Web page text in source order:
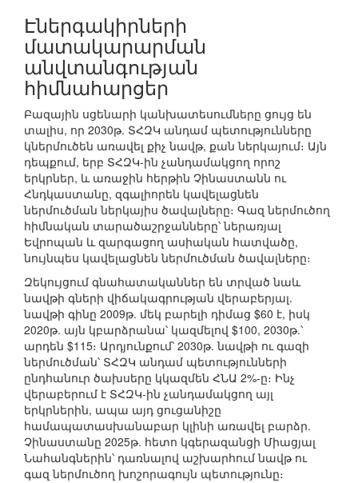
Էներգակիրների
մատակարարման
անվտանգության
հիմնահարցեր
Բազային սցենարի կանխատեսումները ցույց են
տալիս, որ 2030թ. ՏՀԶԿ անդամ պետությունները
կներմուծեն առավել քիչ նավթ, քան ներկայում։ Այն
դեպքում, երբ ՏՀԶԿ-ին չանդամակցող որոշ
երկրներ, և առաջին հերթին Չինաստանն ու
Հնդկաստանը, զգալիորեն կավելացնեն
ներմուծման ներկայիս ծավալները։ Գազ ներմուծող
հիմնական տարածաշրջանները՝ ներառյալ
Եվրոպան և զարգացող ասիական հատվածը,
նույնպես կավելացնեն ներմուծման ծավալները։
Զեկույցում գնահատականներ են տրված նաև
նավթի գների վիճակագրության վերաբերյալ.
նավթի գինը 2009թ. մեկ բարելի դիմաց $60 է, իսկ
2020թ. այն կբարձրանա՝ կազմելով $100, 2030թ.՝
արդեն $115։ Արդյունքում՝ 2030թ. նավթի ու գազի
ներմուծման՝ ՏՀԶԿ անդամ պետությունների
ընդհանուր ծախսերը կկազմեն ՀՆԱ 2%-ը։ Ինչ
վերաբերում է ՏՀԶԿ-ին չանդամակցող այլ
երկրներին, ապա այդ ցուցանիշը
համապատասխանաբար կլինի առավել բարձր.
Չինաստանը 2025թ. հետո կգերազանցի Միացյալ
Նահանգներին՝ դառնալով աշխարհում նավթ ու
գազ ներմուծող խոշորագույն պետությունը։